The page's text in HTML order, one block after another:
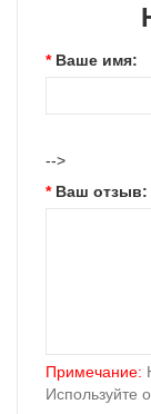
Ваше имя:
-->
Ваш отзыв:
Примечание:
Используйте